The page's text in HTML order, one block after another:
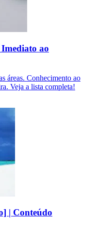
ao
áreas. Conhecimento ao
Veja a lista completa!
| Conteúdo